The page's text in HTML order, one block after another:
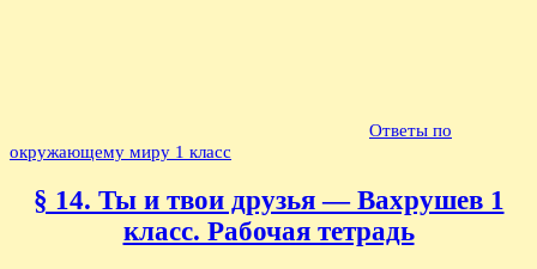
Ответы по
окружающему миру 1 класс
§ 14. Ты и твои друзья — Вахрушев 1
класс. Рабочая тетрадь